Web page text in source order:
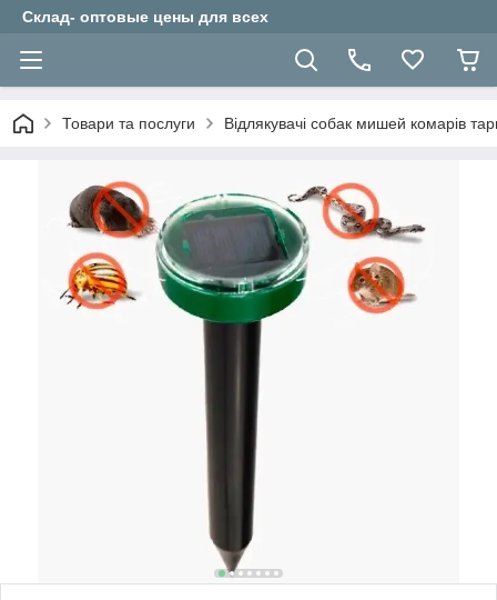
Склад- оптовые цены для всех
Товари та послуги Відлякувачі собак мишей комарів